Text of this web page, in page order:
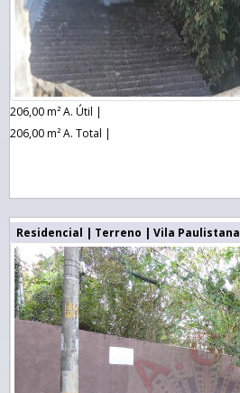
206,00 m² A. Útil |
206,00 m² A. Total |
Residencial | Terreno | Vila Paulistana